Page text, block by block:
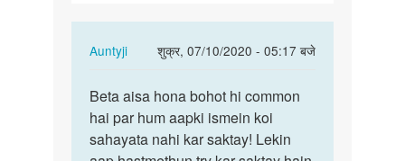
Auntyji
शुक्र, 07/10/2020 - 05:17 बजे
In
to
Mujhe
sex
Beta
aisa
hona
Beta aisa hona bohot hi common
hai par hum aapki ismein koi
sahayata nahi kar saktay! Lekin